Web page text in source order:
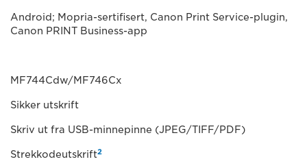
Android; Mopria-sertifisert, Canon Print Service-plugin,
Canon PRINT Business-app
MF744Cdw/MF746Cx
Sikker utskrift
Skriv ut fra USB-minnepinne (JPEG/TIFF/PDF)
Strekkodeutskrift2